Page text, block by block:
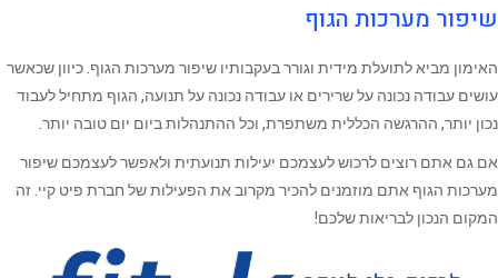
שיפור מערכות הגוף
האימון מביא לתועלת מידית וגורר בעקבותיו שיפור מערכות הגוף. כיוון שכאשר
עושים עבודה נכונה על שרירים או עבודה נכונה על תנועה, הגוף מתחיל לעבוד
נכון יותר, ההרגשה הכללית משתפרת, וכל ההתנהלות ביום יום טובה יותר.
אם גם אתם רוצים לרכוש לעצמכם יעילות תנועתית ולאפשר לעצמכם שיפור
מערכות הגוף אתם מוזמנים להכיר מקרוב את הפעילות של חברת פיט קיי. זה
המקום הנכון לבריאות שלכם!